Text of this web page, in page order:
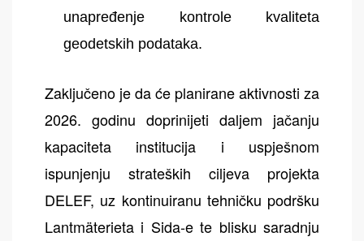
unapređenje kontrole kvaliteta
geodetskih podataka.
Zaključeno je da će planirane aktivnosti za
2026. godinu doprinijeti daljem jačanju
kapaciteta institucija i uspješnom
ispunjenju strateških ciljeva projekta
DELEF, uz kontinuiranu tehničku podršku
Lantmäterieta i Sida-e te blisku saradnju